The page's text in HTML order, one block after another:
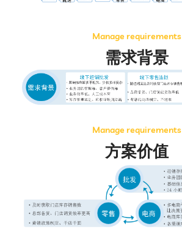
Manage requirements
需求背景
Manage requirements
方案价值